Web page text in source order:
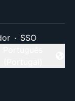
· SSO